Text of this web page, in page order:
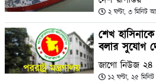
২ ঘণ্টা, ৩ মিনিট
শেখ
বলার সুযোগ
জাগো নিউজ ২৪
১২ ঘণ্টা, ২৫